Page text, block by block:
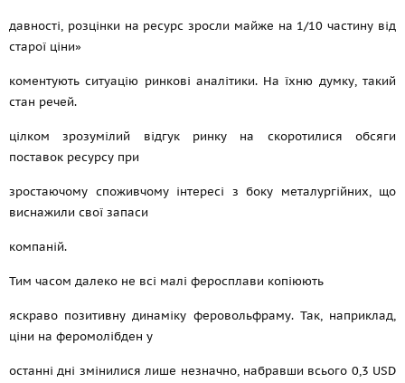
давності, розцінки на ресурс зросли майже на 1/10 частину від
старої ціни»
коментують ситуацію ринкові аналітики. На їхню думку, такий
стан речей.
цілком зрозумілий відгук ринку на скоротилися обсяги
поставок ресурсу при
зростаючому споживчому інтересі з боку металургійних, що
виснажили свої запаси
компаній.
Тим часом далеко не всі малі феросплави копіюють
яскраво позитивну динаміку феровольфраму. Так, наприклад,
ціни на феромолібден у
останні дні змінилися лише незначно, набравши всього 0,3 USD